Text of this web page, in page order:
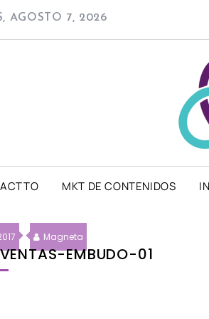
AGOSTO 7, 2026
MKT DE CONTENIDOS
Magneta
EMBUDO-01